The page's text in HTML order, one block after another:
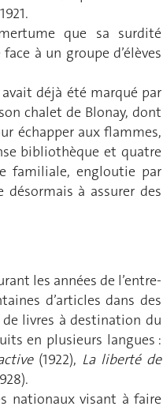
que sa surdité
à un groupe d’élèves
déjà été marqué par
chalet de Blonay, dont
échapper aux flammes,
bibliothèque et quatre
familiale, engloutie par
à assurer des
les années de l’entre-
d’articles dans des
livres à destination du
en plusieurs langues :
(1922), La liberté de
nationaux visant à faire